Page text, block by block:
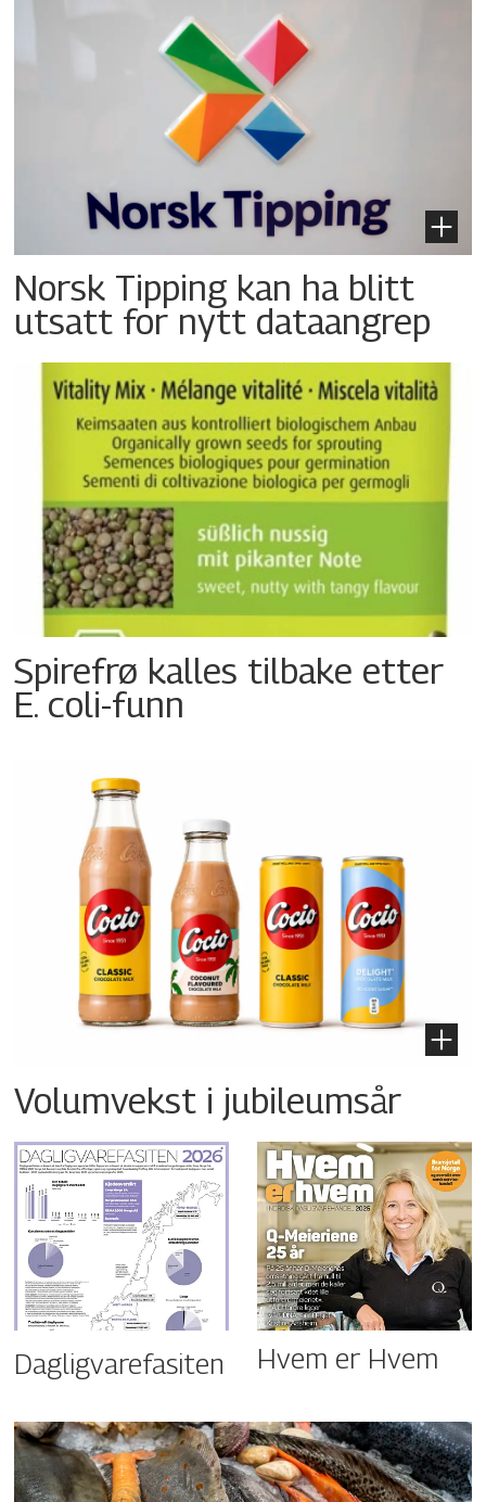
Norsk Tipping kan ha blitt
utsatt for nytt dataangrep
Spirefrø kalles tilbake etter
E. coli-funn
Volumvekst i jubileumsår
Dagligvarefasiten Hvem er Hvem